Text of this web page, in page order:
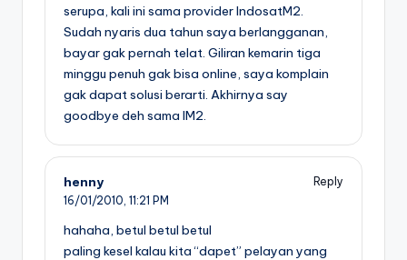
serupa, kali ini sama provider IndosatM2.
Sudah nyaris dua tahun saya berlangganan,
bayar gak pernah telat. Giliran kemarin tiga
minggu penuh gak bisa online, saya komplain
gak dapat solusi berarti. Akhirnya say
goodbye deh sama IM2.
henny
Reply
16/01/2010, 11:21 PM
hahaha, betul betul betul
paling kesel kalau kita “dapet” pelayan yang